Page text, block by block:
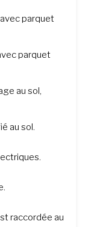
parquet
parquet
au sol,
au sol.
raccordée au